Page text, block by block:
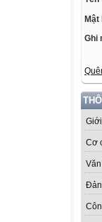
Mật
Ghi
Cơ